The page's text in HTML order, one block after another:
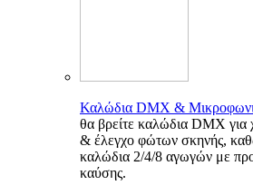
Καλώδια DMX &
θα βρείτε καλώδια DMX
& έλεγχο φώτων σκηνής,
καλώδια 2/4/8 αγωγών με
καύσης.